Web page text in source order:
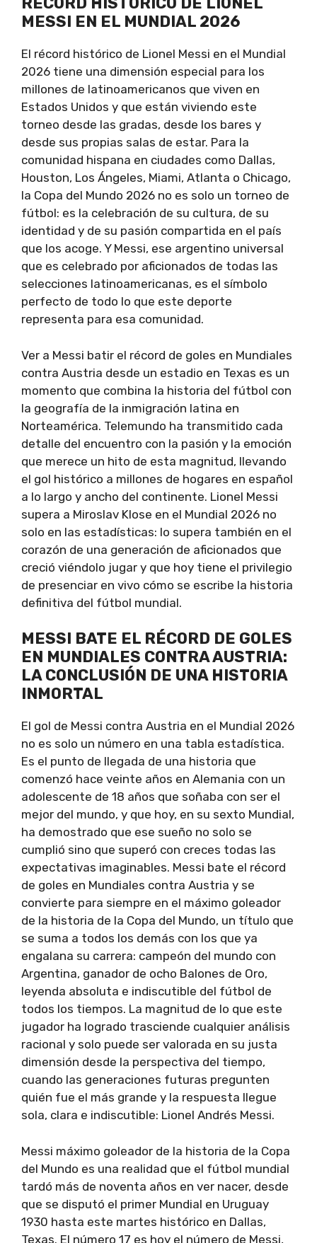
MESSI EN EL MUNDIAL 2026
El récord histórico de Lionel Messi en el Mundial
2026 tiene una dimensión especial para los
millones de latinoamericanos que viven en
Estados Unidos y que están viviendo este
torneo desde las gradas, desde los bares y
desde sus propias salas de estar. Para la
comunidad hispana en ciudades como Dallas,
Houston, Los Ángeles, Miami, Atlanta o Chicago,
la Copa del Mundo 2026 no es solo un torneo de
fútbol: es la celebración de su cultura, de su
identidad y de su pasión compartida en el país
que los acoge. Y Messi, ese argentino universal
que es celebrado por aficionados de todas las
selecciones latinoamericanas, es el símbolo
perfecto de todo lo que este deporte
representa para esa comunidad.
Ver a Messi batir el récord de goles en Mundiales
contra Austria desde un estadio en Texas es un
momento que combina la historia del fútbol con
la geografía de la inmigración latina en
Norteamérica. Telemundo ha transmitido cada
detalle del encuentro con la pasión y la emoción
que merece un hito de esta magnitud, llevando
el gol histórico a millones de hogares en español
a lo largo y ancho del continente. Lionel Messi
supera a Miroslav Klose en el Mundial 2026 no
solo en las estadísticas: lo supera también en el
corazón de una generación de aficionados que
creció viéndolo jugar y que hoy tiene el privilegio
de presenciar en vivo cómo se escribe la historia
definitiva del fútbol mundial.
MESSI BATE EL RÉCORD DE GOLES
EN MUNDIALES CONTRA AUSTRIA:
LA CONCLUSIÓN DE UNA HISTORIA
INMORTAL
El gol de Messi contra Austria en el Mundial 2026
no es solo un número en una tabla estadística.
Es el punto de llegada de una historia que
comenzó hace veinte años en Alemania con un
adolescente de 18 años que soñaba con ser el
mejor del mundo, y que hoy, en su sexto Mundial,
ha demostrado que ese sueño no solo se
cumplió sino que superó con creces todas las
expectativas imaginables. Messi bate el récord
de goles en Mundiales contra Austria y se
convierte para siempre en el máximo goleador
de la historia de la Copa del Mundo, un título que
se suma a todos los demás con los que ya
engalana su carrera: campeón del mundo con
Argentina, ganador de ocho Balones de Oro,
leyenda absoluta e indiscutible del fútbol de
todos los tiempos. La magnitud de lo que este
jugador ha logrado trasciende cualquier análisis
racional y solo puede ser valorada en su justa
dimensión desde la perspectiva del tiempo,
cuando las generaciones futuras pregunten
quién fue el más grande y la respuesta llegue
sola, clara e indiscutible: Lionel Andrés Messi.
Messi máximo goleador de la historia de la Copa
del Mundo es una realidad que el fútbol mundial
tardó más de noventa años en ver nacer, desde
que se disputó el primer Mundial en Uruguay
1930 hasta este martes histórico en Dallas,
Texas. El número 17 es hoy el número de Messi,